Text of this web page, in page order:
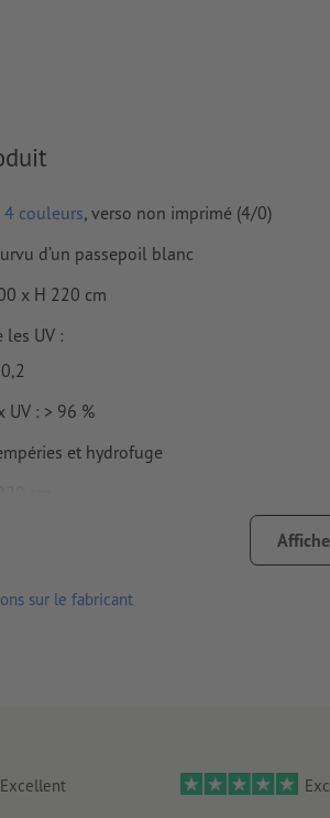
4 couleurs, verso non imprimé (4/0)
d’un passepoil blanc
x H 220 cm
UV :
UV : > 96 %
et hydrofuge
sur le fabricant
Excellent